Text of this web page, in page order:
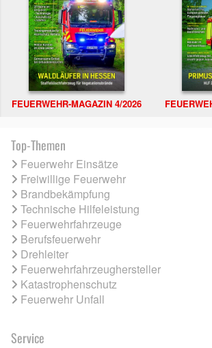
FEUERWEHR-MAGAZIN 4/2026
Top-Themen
Feuerwehr Einsätze
Freiwillige Feuerwehr
Brandbekämpfung
Technische Hilfeleistung
Feuerwehrfahrzeuge
Berufsfeuerwehr
Drehleiter
Feuerwehrfahrzeughersteller
Katastrophenschutz
Feuerwehr Unfall
Service